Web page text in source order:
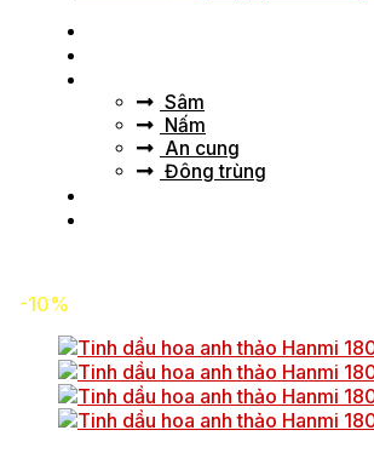
Sâm
Nấm
An cung
Đông trùng
-10%